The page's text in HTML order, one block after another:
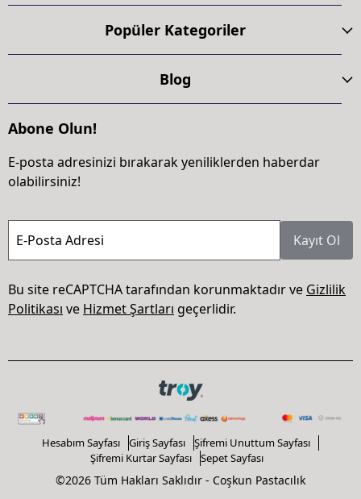
Popüler Kategoriler
Blog
Abone Olun!
E-posta adresinizi bırakarak yeniliklerden haberdar
olabilirsiniz!
E-Posta Adresi Kayıt Ol
Bu site reCAPTCHA tarafından korunmaktadır ve Gizlilik
Politikası ve Hizmet Şartları geçerlidir.
Hesabım Sayfası Giriş Sayfası
Şifremi Unuttum Sayfası
Şifremi Kurtar Sayfası
Sepet Sayfası
©2026 Tüm Hakları Saklıdır - Coşkun Pastacılık